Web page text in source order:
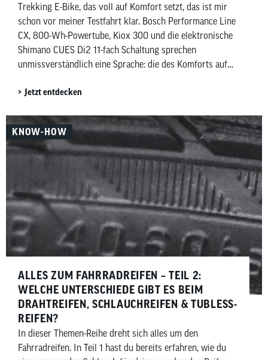
Trekking E-Bike, das voll auf Komfort setzt, das ist mir
schon vor meiner Testfahrt klar. Bosch Performance Line
CX, 800-Wh-Powertube, Kiox 300 und die elektronische
Shimano CUES Di2 11-fach Schaltung sprechen
unmissverständlich eine Sprache: die des Komforts auf
Jetzt entdecken
KNOW-HOW
ALLES ZUM FAHRRADREIFEN – TEIL 2:
WELCHE UNTERSCHIEDE GIBT ES BEIM
DRAHTREIFEN, SCHLAUCHREIFEN & TUBLESS-
REIFEN?
In dieser Themen-Reihe dreht sich alles um den
Fahrradreifen. In Teil 1 hast du bereits erfahren, wie du